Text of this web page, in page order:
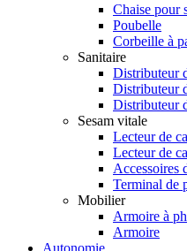
Chaise pour
Poubelle
Corbeille à
Sanitaire
Distributeur
Distributeur
Distributeur
Sesam vitale
Lecteur de
Lecteur de
Accessoires
Terminal de
Mobilier
Armoire à
Armoire
Autonomie